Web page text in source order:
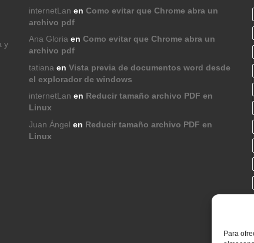
Para
y
internetLan en Como evitar que Chrome abra un
archivo pdf
Ana Gloria en Como evitar que Chrome abra un
archivo pdf
tatiana en Vista previa de documentos word desde
el explorador de windows
internetLan en Reducir tamaño archivo PDF en
Linux
Juan Ángel en Reducir tamaño archivo PDF en
Linux